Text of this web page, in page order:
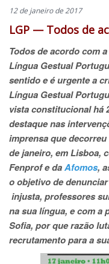
12 de janeiro de 2017
LGP — Todos de
Todos de acordo com
Língua Gestual
sentido e é urgente a
Língua Gestual
vista constitucional há
destaque nas
imprensa que
de janeiro, em Lisboa,
Fenprof e daAfomos,
o objetivo de
injusta, professores
na sua língua, e com a
Sofia, por que razão
recrutamento para a